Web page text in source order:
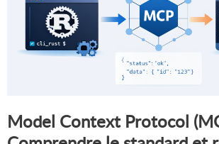
Model Context Protocol